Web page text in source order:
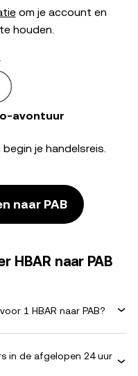
om je account en
houden.
avontuur
je handelsreis.
naar PAB
HBAR naar PAB
1 HBAR naar PAB?
in de afgelopen 24 uur